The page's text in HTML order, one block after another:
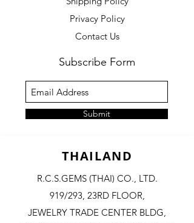
Privacy Policy
Contact Us
Subscribe Form
Submit
THAILAND
R.C.S.GEMS (THAI) CO., LTD.
919/293, 23RD FLOOR,
JEWELRY TRADE CENTER BLDG,